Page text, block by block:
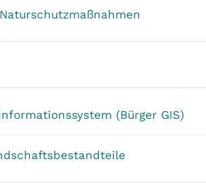
(Bürger GIS)